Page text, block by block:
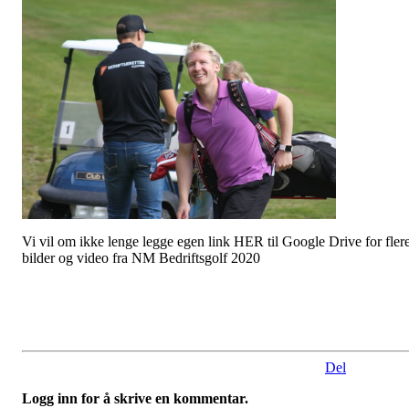
Vi vil om ikke lenge legge egen link HER til Google Drive for
bilder og video fra NM Bedriftsgolf 2020
Del
Logg inn for å skrive en kommentar.